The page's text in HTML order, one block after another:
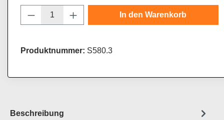
Produkt Anzahl: Gib den gewünschten
In den Warenkorb
Produktnummer: S580.3
Beschreibung